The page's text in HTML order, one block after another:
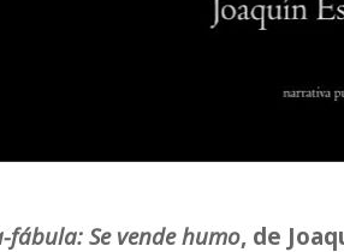
fábula: Se vende humo, de